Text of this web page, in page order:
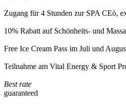
Zugang für 4 Stunden zur SPA CEò,
10% Rabatt auf Schönheits- und
Free Ice Cream Pass im Juli und
Teilnahme am Vital Energy & Sport
Best rate
guaranteed